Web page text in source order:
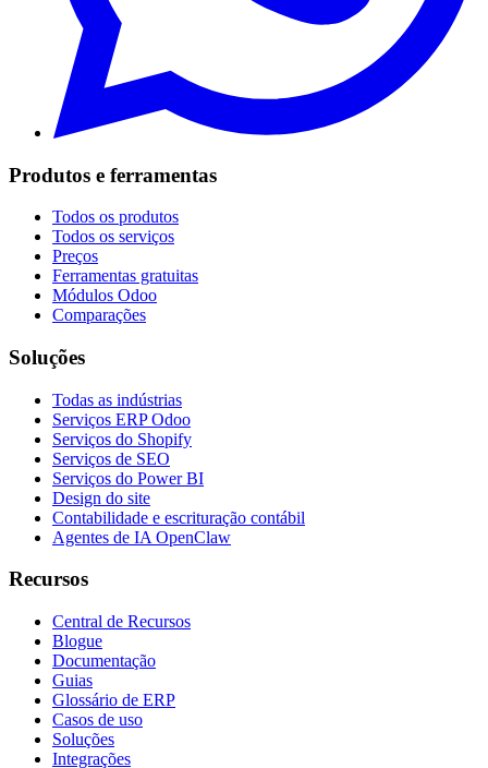
Produtos e ferramentas
Todos os produtos
Todos os serviços
Preços
Ferramentas gratuitas
Módulos Odoo
Comparações
Soluções
Todas as indústrias
Serviços ERP Odoo
Serviços do Shopify
Serviços de SEO
Serviços do Power BI
Design do site
Contabilidade e escrituração contábil
Agentes de IA OpenClaw
Recursos
Central de Recursos
Blogue
Documentação
Guias
Glossário de ERP
Casos de uso
Soluções
Integrações